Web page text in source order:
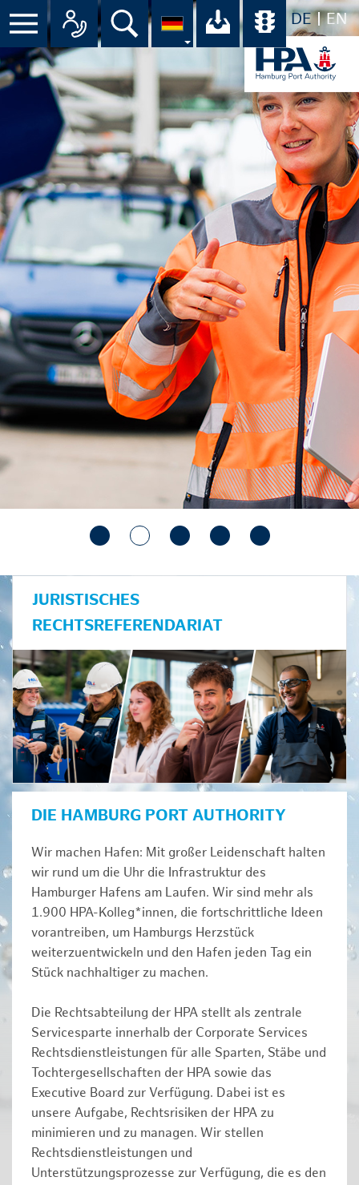
DE EN
Suche Ihr Download-
JURISTISCHES
RECHTSREFERENDARIAT
DIE HAMBURG PORT AUTHORITY
Wir machen Hafen: Mit großer Leidenschaft halten
wir rund um die Uhr die Infrastruktur des
Hamburger Hafens am Laufen. Wir sind mehr als
1.900 HPA-Kolleg*innen, die fortschrittliche Ideen
vorantreiben, um Hamburgs Herzstück
weiterzuentwickeln und den Hafen jeden Tag ein
Stück nachhaltiger zu machen.
Die Rechtsabteilung der HPA stellt als zentrale
Servicesparte innerhalb der Corporate Services
Rechtsdienstleistungen für alle Sparten, Stäbe und
Tochtergesellschaften der HPA sowie das
Executive Board zur Verfügung. Dabei ist es
unsere Aufgabe, Rechtsrisiken der HPA zu
minimieren und zu managen. Wir stellen
Rechtsdienstleistungen und
Unterstützungsprozesse zur Verfügung, die es den